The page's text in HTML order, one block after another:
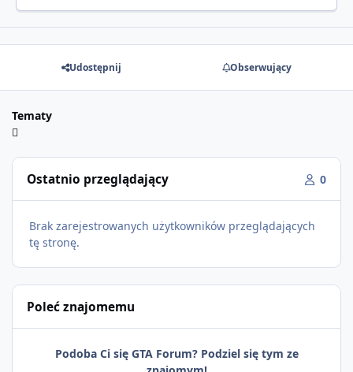
Udostępnij Obserwujący
Tematy
Ostatnio przeglądający 0
Brak zarejestrowanych użytkowników przeglądających
tę stronę.
Poleć znajomemu
Podoba Ci się GTA Forum? Podziel się tym ze